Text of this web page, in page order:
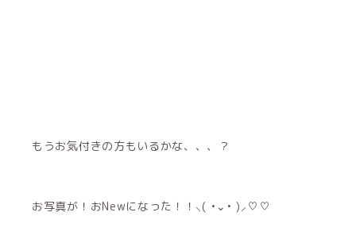
もうお気付きの方もいるかな、、、？
お写真が！おNewになった！！⸜( •⌄• )⸝♡♡